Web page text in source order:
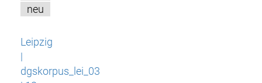
neu
Leipzig
|
dgskorpus_lei_03